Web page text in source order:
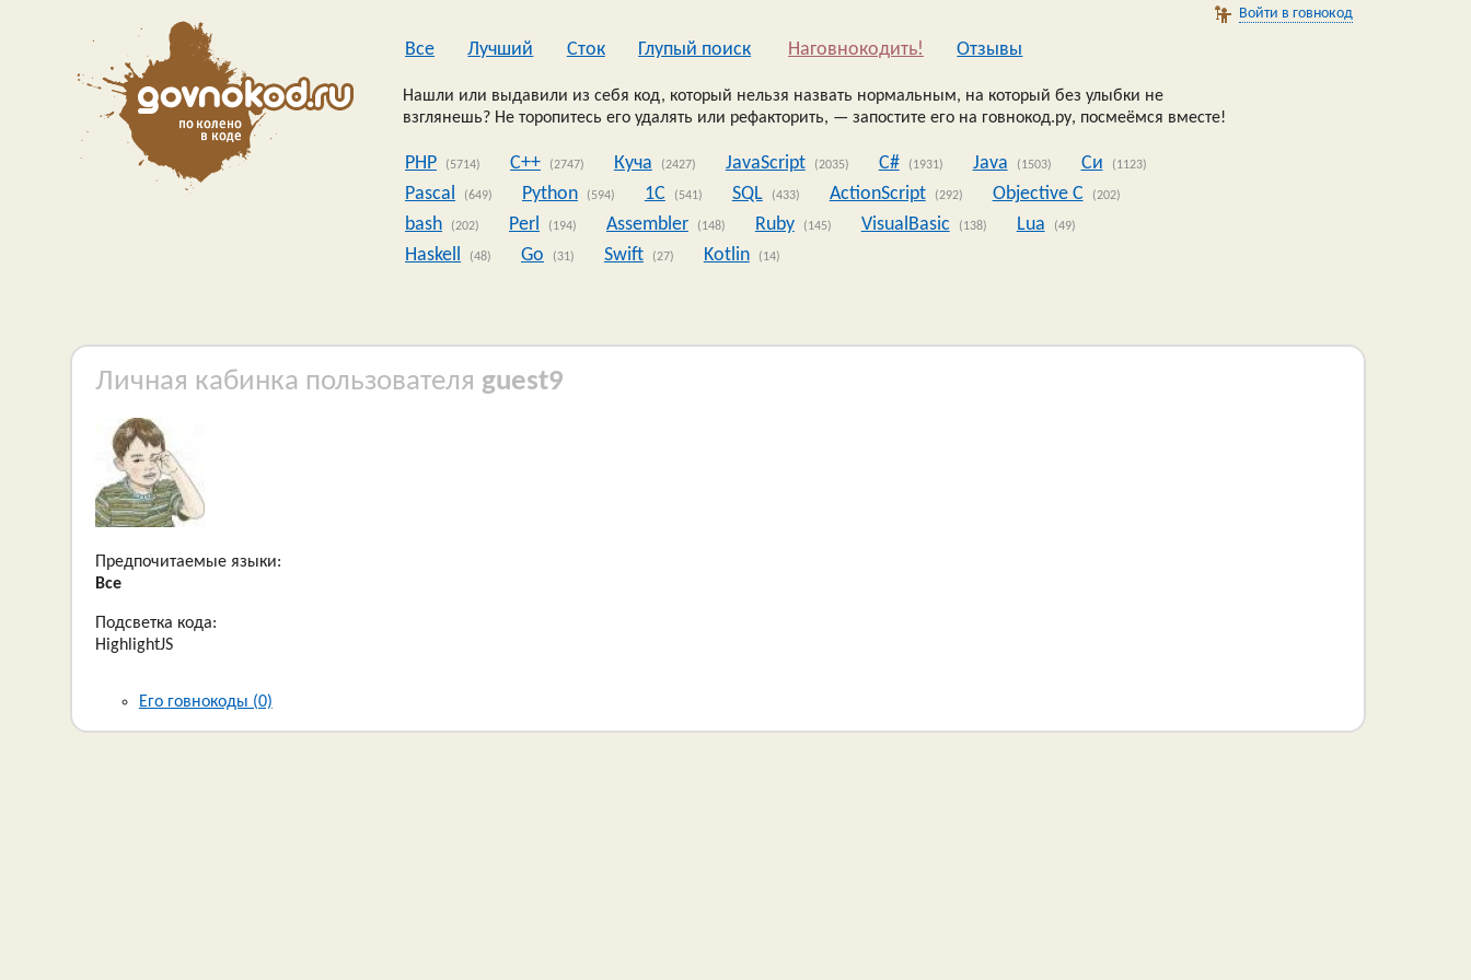
Войти в говнокод
Все Лучший Сток Глупый поиск Наговнокодить! Oтзывы
Нашли или выдавили из себя код, который нельзя назвать нормальным, на который без улыбки не
взглянешь? Не торопитесь его удалять или рефакторить, — запостите его на говнокод.ру, посмеёмся вместе!
PHP (5714) C++ (2747) Куча (2427) JavaScript (2035) C# (1931) Java (1503) Си (1123)
Pascal (649) Python (594) 1C (541) SQL (433) ActionScript (292) Objective C (202)
bash (202) Perl (194) Assembler (148) Ruby (145) VisualBasic (138) Lua (49)
Haskell (48) Go (31) Swift (27) Kotlin (14)
Личная кабинка пользователя guest9
Предпочитаемые языки:
Все
Подсветка кода:
HighlightJS
Его говнокоды (0)